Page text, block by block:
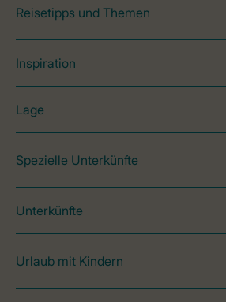
Reisetipps und Themen
Inspiration
Lage
Spezielle Unterkünfte
Unterkünfte
Urlaub mit Kindern